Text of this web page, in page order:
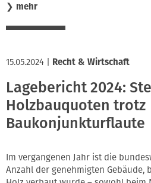
❯ mehr
15.05.2024 Recht & Wirtschaft
Lagebericht 2024:
Holzbauquoten trotz
Baukonjunkturflaute
Im vergangenen Jahr ist die
Anzahl der genehmigten Gebäude,